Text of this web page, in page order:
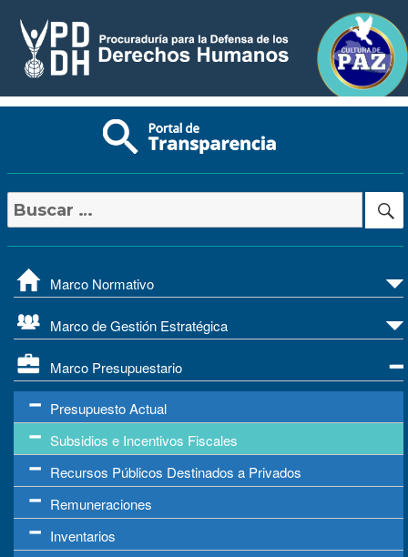
Buscar
por:
Marco Normativo
Marco de Gestión Estratégica
Marco Presupuestario
Presupuesto Actual
Subsidios e Incentivos Fiscales
Recursos Públicos Destinados a Privados
Remuneraciones
Inventarios